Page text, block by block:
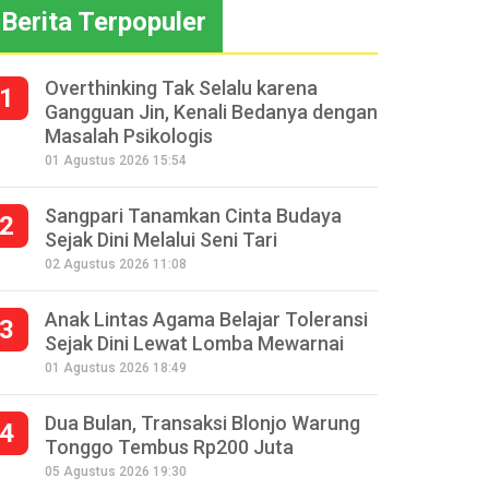
Berita Terpopuler
1
Overthinking Tak Selalu karena
Gangguan Jin, Kenali Bedanya dengan
Masalah Psikologis
01 Agustus 2026 15:54
2
Sangpari Tanamkan Cinta Budaya
Sejak Dini Melalui Seni Tari
02 Agustus 2026 11:08
3
Anak Lintas Agama Belajar Toleransi
Sejak Dini Lewat Lomba Mewarnai
01 Agustus 2026 18:49
4
Dua Bulan, Transaksi Blonjo Warung
Tonggo Tembus Rp200 Juta
05 Agustus 2026 19:30